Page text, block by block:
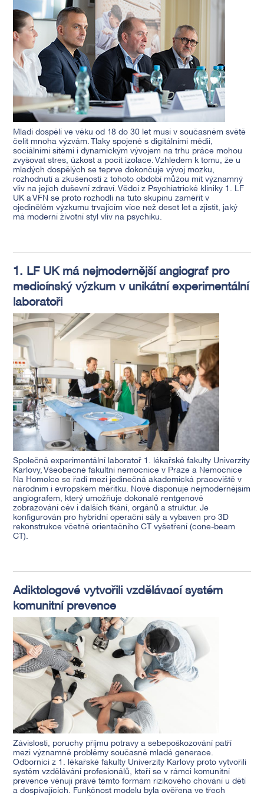
Mladí dospělí ve věku od 18 do 30 let musí v současném světě
čelit mnoha výzvám. Tlaky spojené s digitálními médii,
sociálními sítěmi i dynamickým vývojem na trhu práce mohou
zvyšovat stres, úzkost a pocit izolace. Vzhledem k tomu, že u
mladých dospělých se teprve dokončuje vývoj mozku,
rozhodnutí a zkušenosti z tohoto období můžou mít významný
vliv na jejich duševní zdraví. Vědci z Psychiatrické kliniky 1. LF
UK a VFN se proto rozhodli na tuto skupinu zaměřit v
ojedinělém výzkumu trvajícím více než deset let a zjistit, jaký
má moderní životní styl vliv na psychiku.
1. LF UK má nejmodernější angiograf pro
medicínský výzkum v unikátní experimentální
laboratoři
Společná experimentální laboratoř 1. lékařské fakulty Univerzity
Karlovy, Všeobecné fakultní nemocnice v Praze a Nemocnice
Na Homolce se řadí mezi jedinečná akademická pracoviště v
národním i evropském měřítku. Nově disponuje nejmodernějším
angiografem, který umožňuje dokonalé rentgenové
zobrazování cév i dalších tkání, orgánů a struktur. Je
konfigurován pro hybridní operační sály a vybaven pro 3D
rekonstrukce včetně orientačního CT vyšetření (cone-beam
CT).
Adiktologové vytvořili vzdělávací systém
komunitní prevence
Závislosti, poruchy příjmu potravy a sebepoškozování patří
mezi významné problémy současné mladé generace.
Odborníci z 1. lékařské fakulty Univerzity Karlovy proto vytvořili
systém vzdělávání profesionálů, kteří se v rámci komunitní
prevence věnují právě těmto formám rizikového chování u dětí
a dospívajících. Funkčnost modelu byla ověřena ve třech